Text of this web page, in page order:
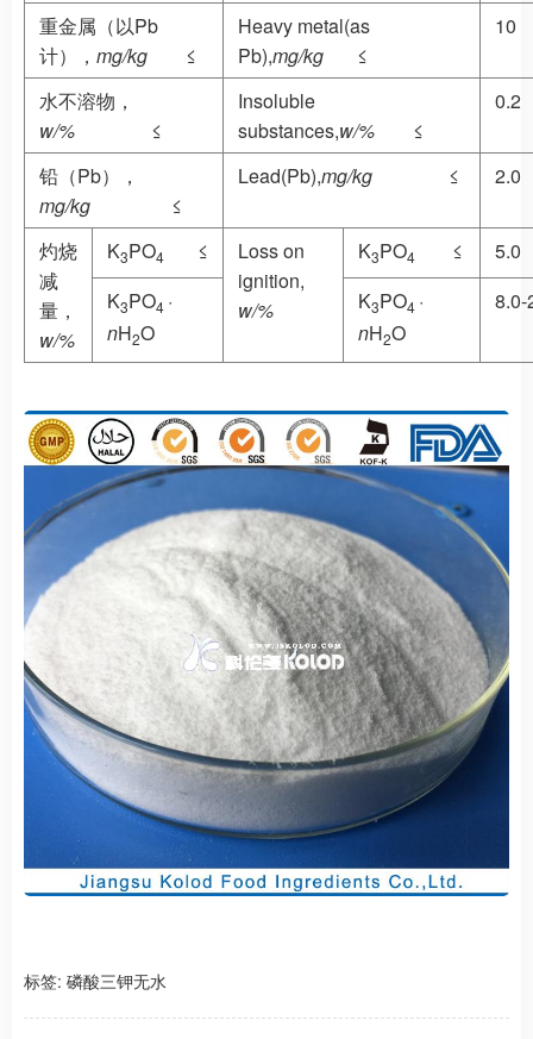
重金属（以Pb
计）， mg/kg ≤
Heavy metal(as
Pb),mg/kg ≤
10
水不溶物，
w/% ≤
Insoluble
substances,w/% ≤
0.2
铅（Pb），
mg/kg ≤
Lead(Pb),mg/kg ≤ 2.0
灼烧
减
量，
w/%
K3PO4 ≤
Loss on
ignition,
w/%
K3PO4 ≤
5.0
K3PO4 ·
nH2O
K3PO4 ·
nH2O
8.0-
标签: 磷酸三钾无水